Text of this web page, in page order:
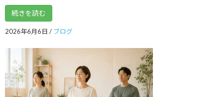
2022年7月
2022年5月
2022年4月
2022年3月
続きを読む
2026年6月6日 / ブログ